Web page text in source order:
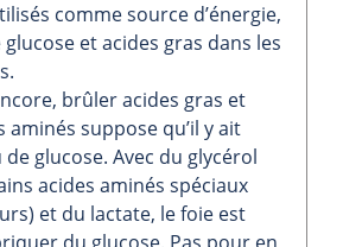
comme source d’énergie,
et acides gras dans les
brûler acides gras et
aminés suppose qu’il y ait
glucose. Avec du glycérol
acides aminés spéciaux
et du lactate, le foie est